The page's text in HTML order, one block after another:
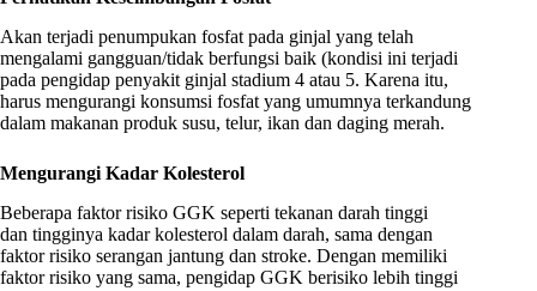
Akan terjadi penumpukan fosfat pada ginjal yang telah
mengalami gangguan/tidak berfungsi baik (kondisi ini terjadi
pada pengidap penyakit ginjal stadium 4 atau 5. Karena itu,
harus mengurangi konsumsi fosfat yang umumnya terkandung
dalam makanan produk susu, telur, ikan dan daging merah.
Mengurangi Kadar Kolesterol
Beberapa faktor risiko GGK seperti tekanan darah tinggi
dan tingginya kadar kolesterol dalam darah, sama dengan
faktor risiko serangan jantung dan stroke. Dengan memiliki
faktor risiko yang sama, pengidap GGK berisiko lebih tinggi